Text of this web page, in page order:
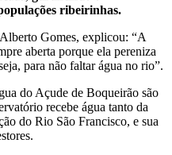
ribeirinhas.
Gomes, explicou: “A
aberta porque ela pereniza
para não faltar água no rio”.
do Açude de Boqueirão são
recebe água tanto da
do Rio São Francisco, e sua